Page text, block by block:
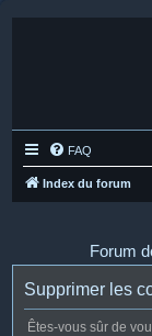
FAQ
Index du forum
Forum
Supprimer les
Êtes-vous sûr de